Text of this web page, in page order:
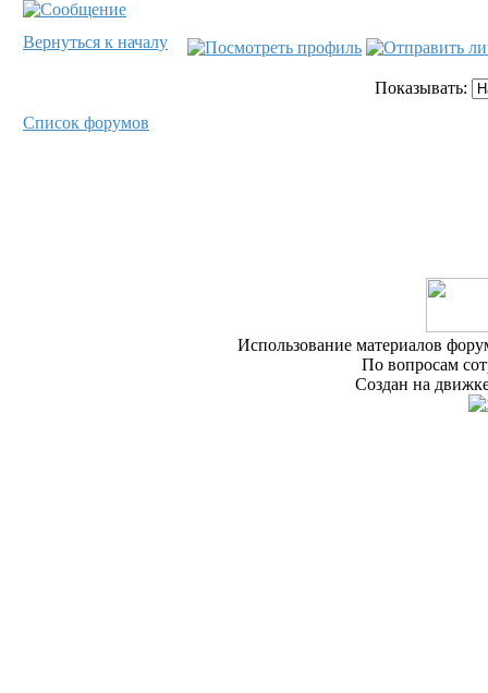
Вернуться к началу
Показывать:
Список форумов
Использование материалов
По вопросам
Создан на